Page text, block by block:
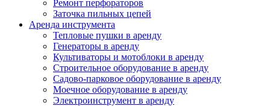
Ремонт перфораторов
Заточка пильных цепей
Аренда инструмента
Тепловые пушки в аренду
Генераторы в аренду
Культиваторы и мотоблоки в аренду
Строительное оборудование в аренду
Садово-парковое оборудование в аренду
Моечное оборудование в аренду
Электроинструмент в аренду